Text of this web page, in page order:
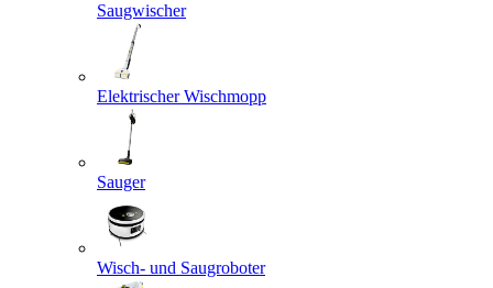
Saugwischer
Elektrischer Wischmopp
Sauger
Wisch- und Saugroboter